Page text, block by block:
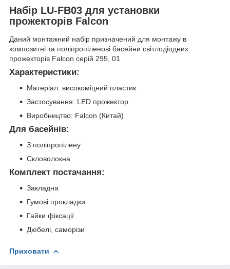
Набір LU-FB03 для установки
прожекторів Falcon
Даний монтажний набір призначений для монтажу в
композитні та поліпропіленові басейни світлодіодних
прожекторів Falcon серій 295, 01
Характеристики:
Матеріал: високоміцний пластик
Застосування: LED прожектор
Виробництво: Falcon (Китай)
Для басейнів:
З поліпропілену
Скловолокна
Комплект постачання:
Закладна
Гумові прокладки
Гайки фіксації
Дюбелі, саморізи
Приховати